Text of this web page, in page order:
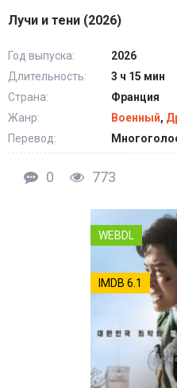
Лучи и тени (2026)
Год выпуска:
2026
Длительность:
3 ч 15 мин
Страна:
Франция
Жанр:
Военный,
Перевод:
0 773
WEBDL
IMDB 6.1